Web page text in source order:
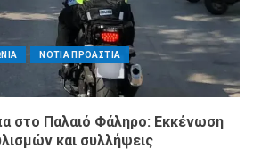
ΝΟΤΙΑ ΠΡΟΑΣΤΙΑ
στο Παλαιό Φάληρο: Εκκένωση
και συλλήψεις